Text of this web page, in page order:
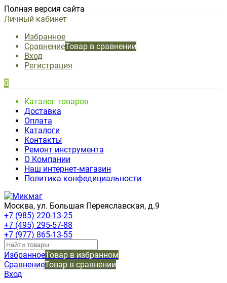
Полная версия сайта
Личный кабинет
Избранное
СравнениеТовар в сравнении
Вход
Регистрация
0
Каталог товаров
Доставка
Оплата
Каталоги
Контакты
Ремонт инструмента
О Компании
Наш интернет-магазин
Политика конфедициальности
Москва, ул. Большая Переяславская, д.9
+7 (985) 220-13-25
+7 (495) 295-57-88
+7 (977) 865-13-55
ИзбранноеТовар в избранном
СравнениеТовар в сравнении
Вход